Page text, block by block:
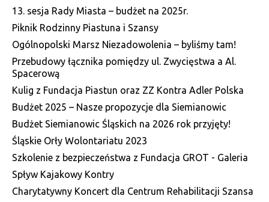
13. sesja Rady Miasta – budżet na 2025r.
Piknik Rodzinny Piastuna i Szansy
Ogólnopolski Marsz Niezadowolenia – byliśmy tam!
Przebudowy łącznika pomiędzy ul. Zwycięstwa a Al.
Spacerową
Kulig z Fundacja Piastun oraz ZZ Kontra Adler Polska
Budżet 2025 – Nasze propozycje dla Siemianowic
Budżet Siemianowic Śląskich na 2026 rok przyjęty!
Śląskie Orły Wolontariatu 2023
Szkolenie z bezpieczeństwa z Fundacja GROT - Galeria
Spływ Kajakowy Kontry
Charytatywny Koncert dla Centrum Rehabilitacji Szansa